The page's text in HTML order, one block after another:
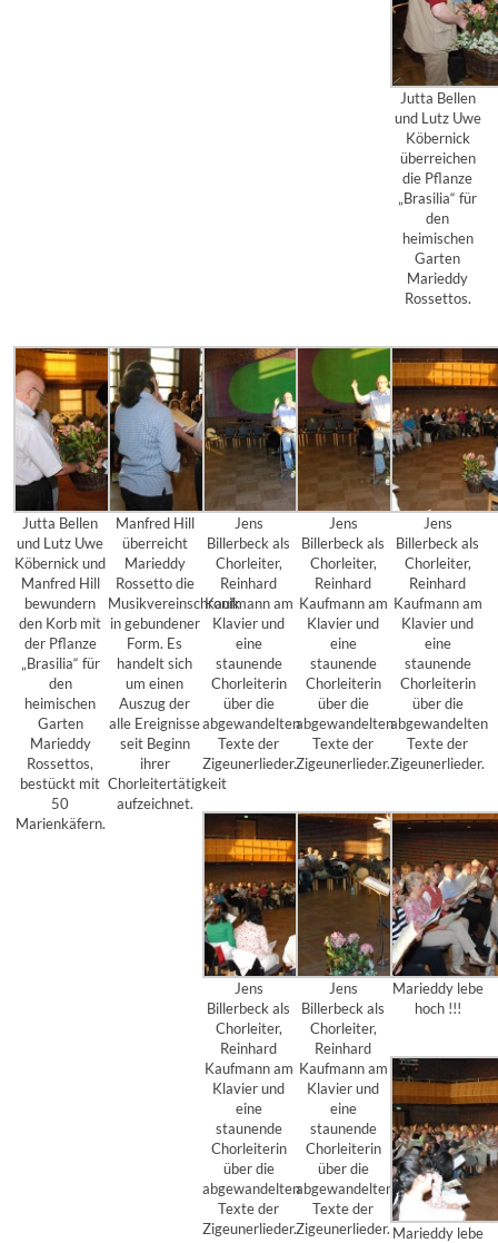
Jutta Bellen
und Lutz Uwe
Köbernick
überreichen
die Pflanze
„Brasilia“ für
den
heimischen
Garten
Marieddy
Rossettos.
Jutta Bellen
und Lutz Uwe
Köbernick und
Manfred Hill
bewundern
den Korb mit
der Pflanze
„Brasilia“ für
den
heimischen
Garten
Marieddy
Rossettos,
bestückt mit
50
Marienkäfern.
Manfred Hill
überreicht
Marieddy
Rossetto die
Musikvereinschronik
in gebundener
Form. Es
handelt sich
um einen
Auszug der
alle Ereignisse
seit Beginn
ihrer
Chorleitertätigkeit
aufzeichnet.
Jens
Billerbeck als
Chorleiter,
Reinhard
Kaufmann am
Klavier und
eine
staunende
Chorleiterin
über die
abgewandelten
Texte der
Zigeunerlieder.
Jens
Billerbeck als
Chorleiter,
Reinhard
Kaufmann am
Klavier und
eine
staunende
Chorleiterin
über die
abgewandelten
Texte der
Zigeunerlieder.
Jens
Billerbeck als
Chorleiter,
Reinhard
Kaufmann am
Klavier und
eine
staunende
Chorleiterin
über die
abgewandelten
Texte der
Zigeunerlieder.
Jens
Billerbeck als
Chorleiter,
Reinhard
Kaufmann am
Klavier und
eine
staunende
Chorleiterin
über die
abgewandelten
Texte der
Zigeunerlieder.
Jens
Billerbeck als
Chorleiter,
Reinhard
Kaufmann am
Klavier und
eine
staunende
Chorleiterin
über die
abgewandelten
Texte der
Zigeunerlieder.
Marieddy lebe
hoch !!!
Marieddy lebe